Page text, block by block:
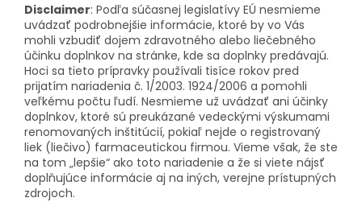
Disclaimer: Podľa súčasnej legislatívy EÚ nesmieme
uvádzať podrobnejšie informácie, ktoré by vo Vás
mohli vzbudiť dojem zdravotného alebo liečebného
účinku doplnkov na stránke, kde sa doplnky predávajú.
Hoci sa tieto prípravky používali tisíce rokov pred
prijatím nariadenia č. 1/2003. 1924/2006 a pomohli
veľkému počtu ľudí. Nesmieme už uvádzať ani účinky
doplnkov, ktoré sú preukázané vedeckými výskumami
renomovaných inštitúcií, pokiaľ nejde o registrovaný
liek (liečivo) farmaceutickou firmou. Vieme však, že ste
na tom „lepšie“ ako toto nariadenie a že si viete nájsť
doplňujúce informácie aj na iných, verejne prístupných
zdrojoch.